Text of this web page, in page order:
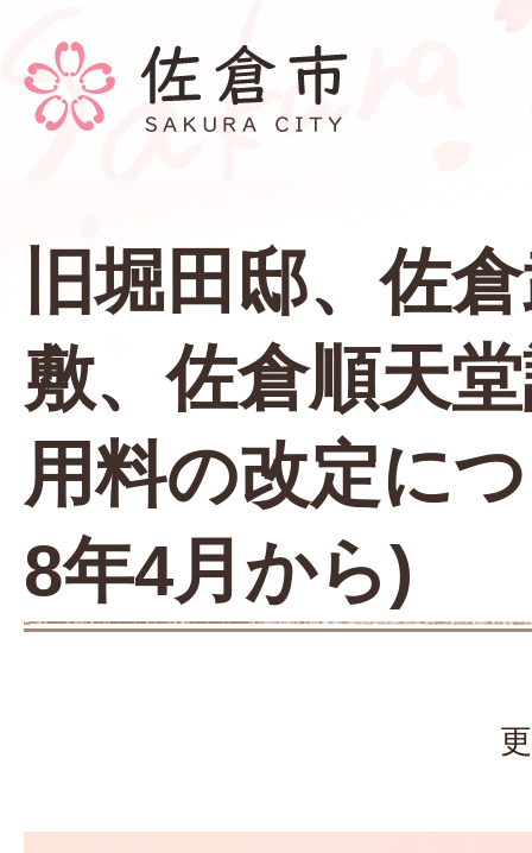
旧堀田邸、佐
敷、佐倉順天
用料の改定に
8年4月から)